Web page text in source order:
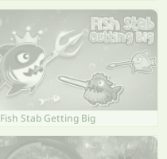
Fish Stab Getting Big